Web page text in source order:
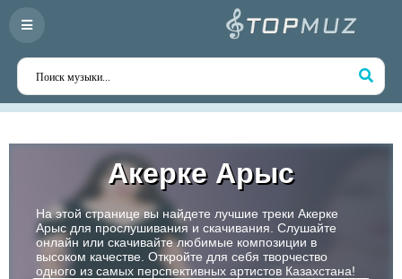
Акерке Арыс
На этой странице вы найдете лучшие треки Акерке
Арыс для прослушивания и скачивания. Слушайте
онлайн или скачивайте любимые композиции в
высоком качестве. Откройте для себя творчество
одного из самых перспективных артистов Казахстана!